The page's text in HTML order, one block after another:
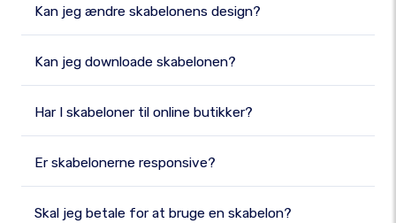
Kan jeg ændre skabelonens design?
Kan jeg downloade skabelonen?
Har I skabeloner til online butikker?
Er skabelonerne responsive?
Skal jeg betale for at bruge en skabelon?